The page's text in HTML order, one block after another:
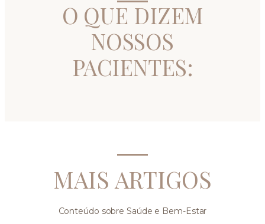
O QUE DIZEM
NOSSOS
PACIENTES:
MAIS ARTIGOS
Conteúdo sobre Saúde e Bem-Estar